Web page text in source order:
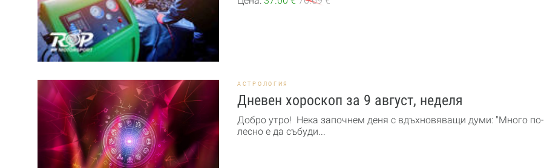
АСТРОЛОГИЯ
Дневен хороскоп за 9 август, неделя
Добро утро! Нека започнем деня с вдъхновяващи думи: "Много по-
лесно е да събуди...